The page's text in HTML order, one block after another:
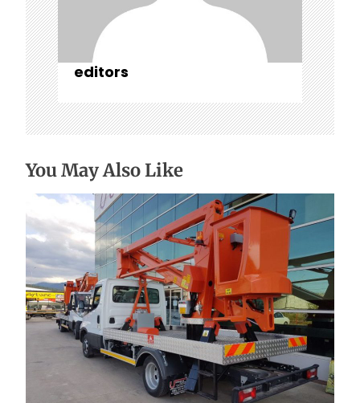
editors
You May Also Like
Характеристики і сфери застосування
автогідропідйомників в Україні
06.02.2026